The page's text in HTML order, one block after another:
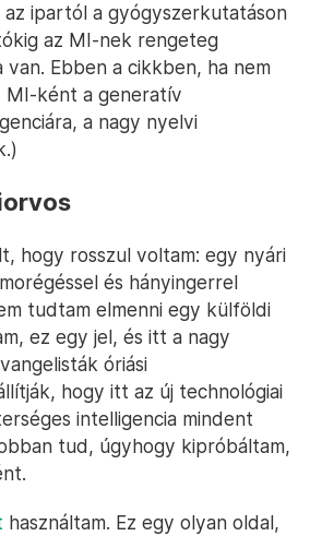
az ipartól a gyógyszerkutatáson
az MI-nek rengeteg
van. Ebben a cikkben, ha nem
MI-ként a generatív
a nagy nyelvi
hogy rosszul voltam: egy nyári
és hányingerrel
tudtam elmenni egy külföldi
ez egy jel, és itt a nagy
óriási
hogy itt az új technológiai
intelligencia mindent
tud, úgyhogy kipróbáltam,
használtam. Ez egy olyan oldal,